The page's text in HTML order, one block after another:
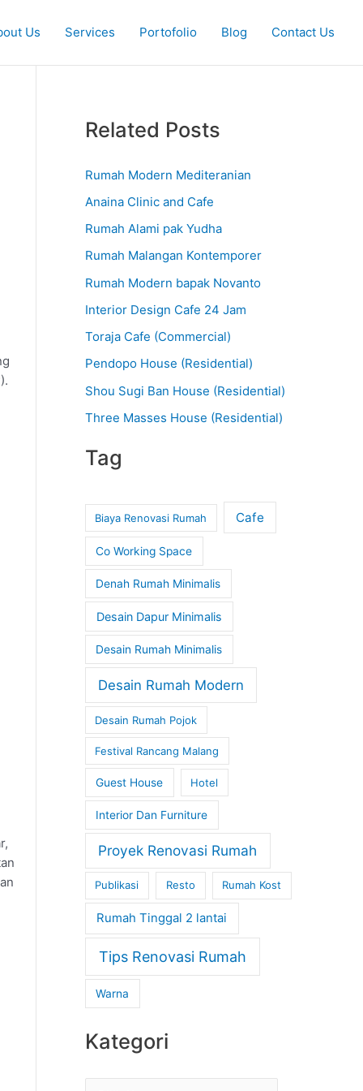
Us Services Portofolio Blog Contact Us
Related Posts
Rumah Modern Mediteranian
Anaina Clinic and Cafe
Rumah Alami pak Yudha
Rumah Malangan Kontemporer
Rumah Modern bapak Novanto
Interior Design Cafe 24 Jam
Toraja Cafe (Commercial)
Pendopo House (Residential)
Shou Sugi Ban House (Residential)
Three Masses House (Residential)
Tag
Biaya Renovasi Rumah Cafe
Co Working Space
Denah Rumah Minimalis
Desain Dapur Minimalis
Desain Rumah Minimalis
Desain Rumah Modern
Desain Rumah Pojok
Festival Rancang Malang
Guest House Hotel
Interior Dan Furniture
Proyek Renovasi Rumah
Publikasi Resto Rumah Kost
Rumah Tinggal 2 lantai
Tips Renovasi Rumah
Warna
Kategori
a
o
i